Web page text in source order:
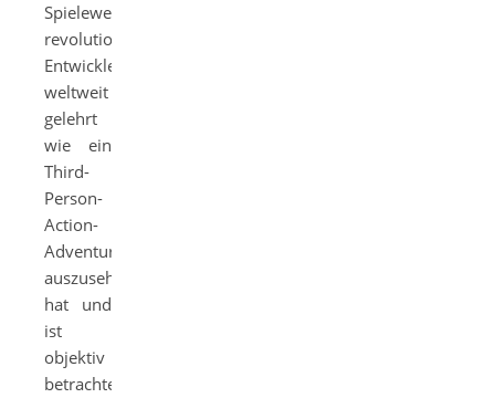
Spielewelt
revolutioniert,
Entwickler
weltweit
gelehrt
wie ein
Third-
Person-
Action-
Adventure
auszusehen
hat und
ist
objektiv
betrachtet